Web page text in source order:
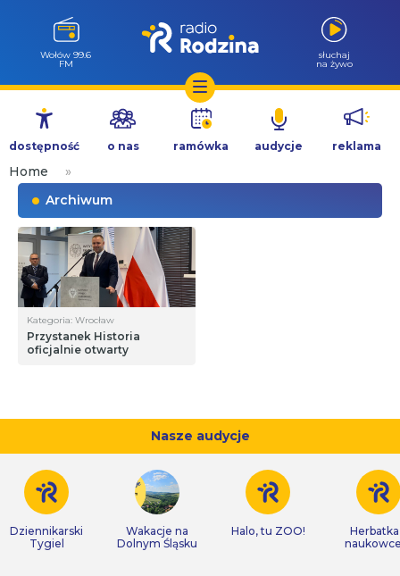
Przejdź
treści
Wołów 99.6
FM
słuchaj
na żywo
dostępność o nas ramówka audycje reklama
Home
»
Archiwum
Kategoria: Wrocław
Przystanek Historia
oficjalnie otwarty
Nasze audycje
Dziennikarski
Tygiel
Wakacje na
Dolnym Śląsku
Halo, tu ZOO!